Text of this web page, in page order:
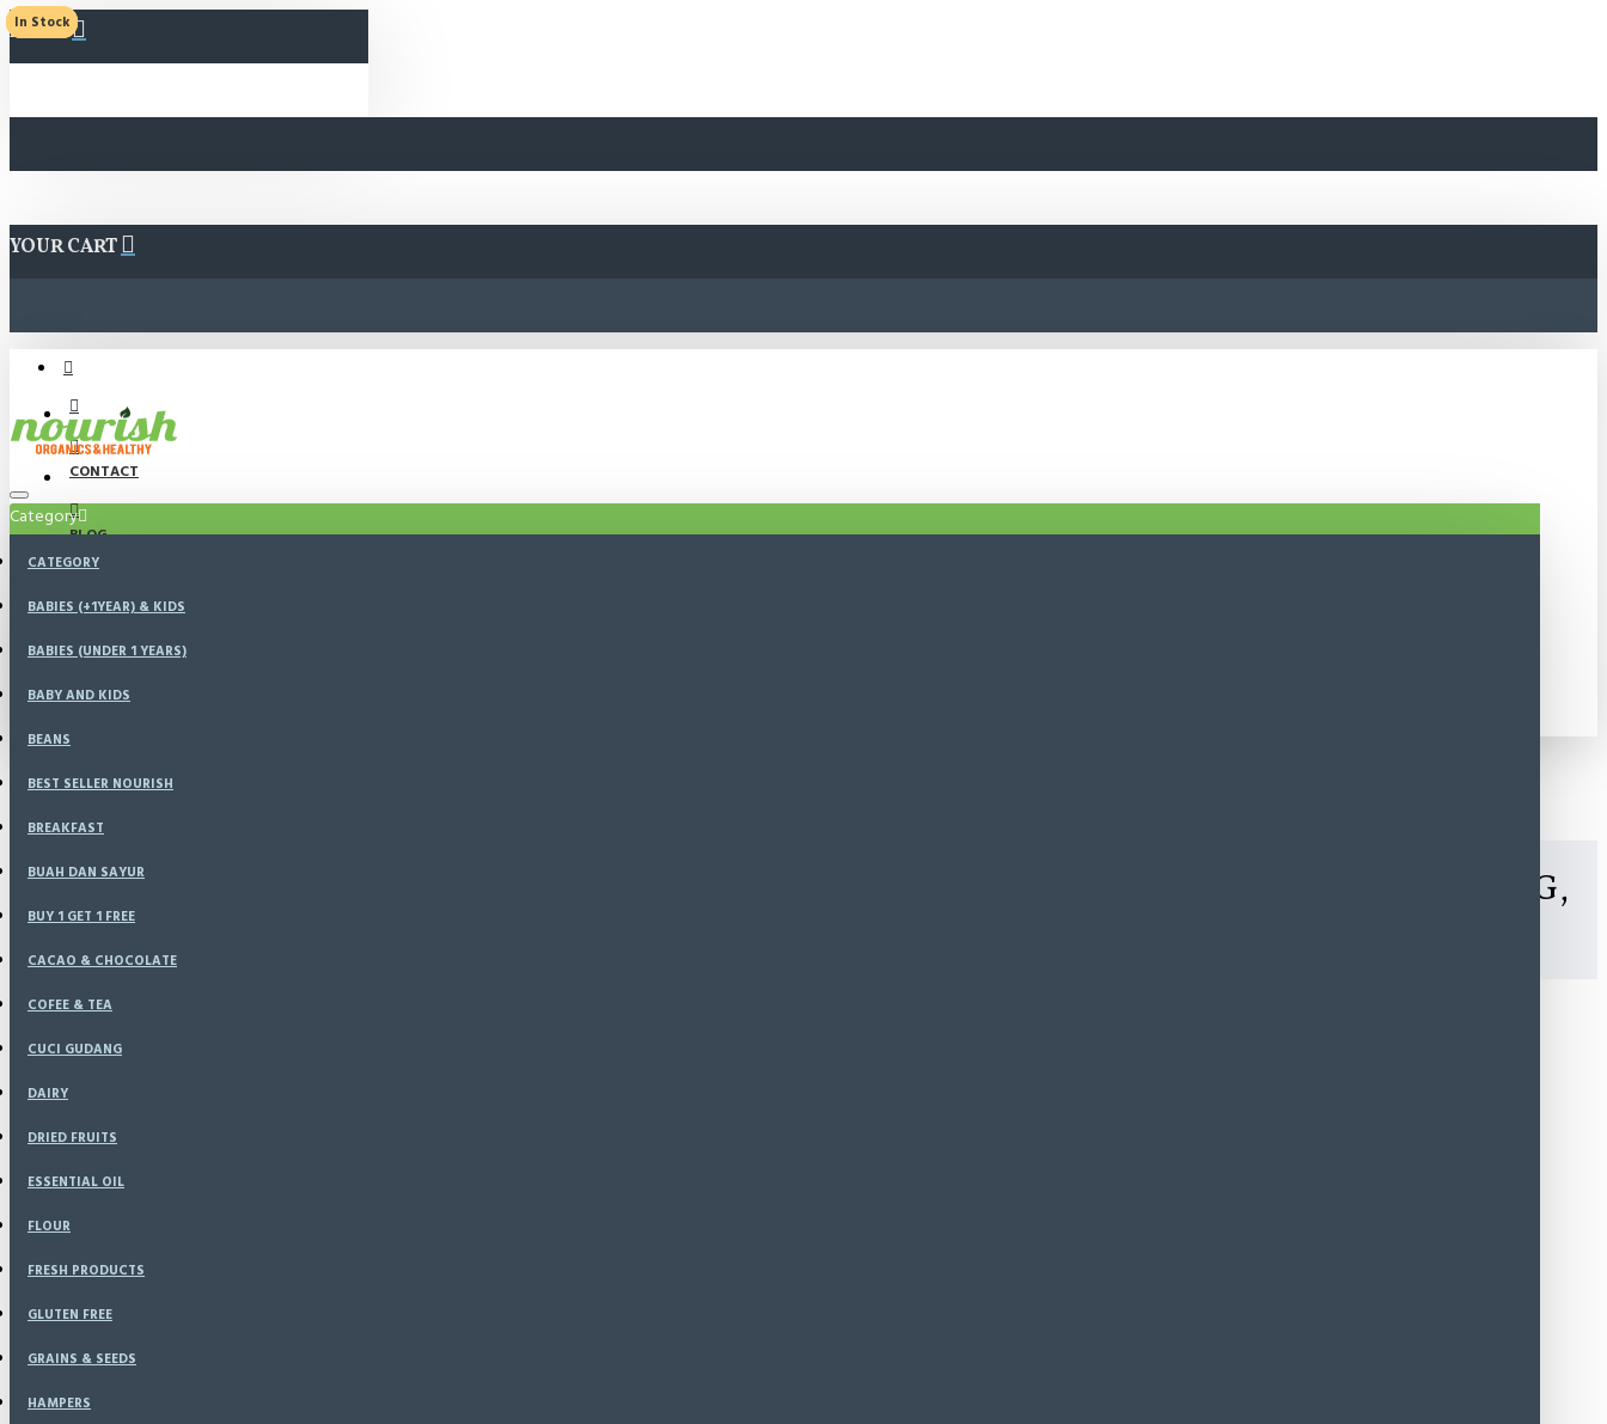
MENU
YOUR CART
CONTACT
BLOG
KONFIRMASI
LOGIN
WISHLIST
Category
CATEGORY
BABIES (+1YEAR) & KIDS
BABIES (UNDER 1 YEARS)
BABY AND KIDS
BEANS
BEST SELLER NOURISH
BREAKFAST
BUAH DAN SAYUR
BUY 1 GET 1 FREE
CACAO & CHOCOLATE
COFEE & TEA
CUCI GUDANG
DAIRY
DRIED FRUITS
ESSENTIAL OIL
FLOUR
FRESH PRODUCTS
GLUTEN FREE
GRAINS & SEEDS
HAMPERS
HOME
SPECIALS
CATALOG
BLOG
LOGIN
Homemade Dumpling Nourish Kitchen Original - Siomay Ikan Tenggiri Bebas Gluten, Tanpa MSG,
In Stock
In Stock
In Stock